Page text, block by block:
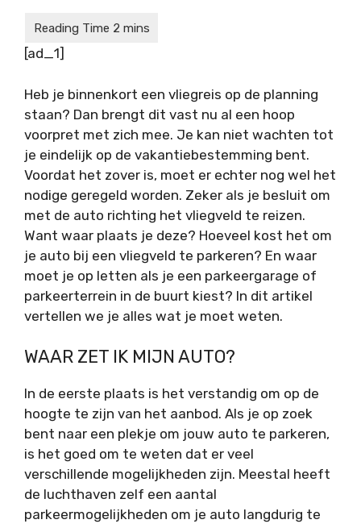
[ad_1]
Heb je binnenkort een vliegreis op de planning
staan? Dan brengt dit vast nu al een hoop
voorpret met zich mee. Je kan niet wachten tot
je eindelijk op de vakantiebestemming bent.
Voordat het zover is, moet er echter nog wel het
nodige geregeld worden. Zeker als je besluit om
met de auto richting het vliegveld te reizen.
Want waar plaats je deze? Hoeveel kost het om
je auto bij een vliegveld te parkeren? En waar
moet je op letten als je een parkeergarage of
parkeerterrein in de buurt kiest? In dit artikel
vertellen we je alles wat je moet weten.
WAAR ZET IK MIJN AUTO?
In de eerste plaats is het verstandig om op de
hoogte te zijn van het aanbod. Als je op zoek
bent naar een plekje om jouw auto te parkeren,
is het goed om te weten dat er veel
verschillende mogelijkheden zijn. Meestal heeft
de luchthaven zelf een aantal
parkeermogelijkheden om je auto langdurig te